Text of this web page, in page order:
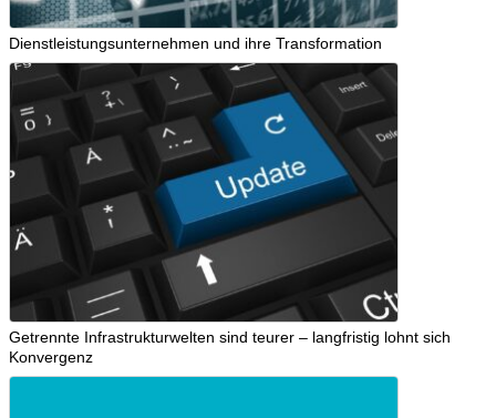
Dienstleistungsunternehmen und ihre Transformation
Getrennte Infrastrukturwelten sind teurer – langfristig lohnt sich
Konvergenz